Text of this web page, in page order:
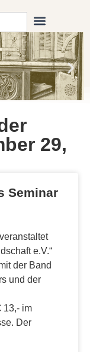
29,
Seminar
e.V.“
der Band
und der
13,- im
Der